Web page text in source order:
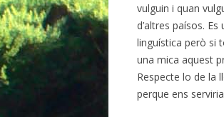
vulguin i quan
d’altres paísos.
linguística però si
una mica aquest
Respecte lo de la
perque ens